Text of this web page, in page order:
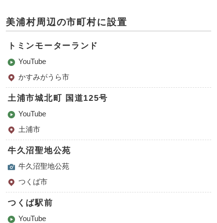
美浦村周辺の市町村に設置
トミンモーターランド
YouTube
かすみがうら市
土浦市城北町 国道125号
YouTube
土浦市
牛久沼聖地公苑
牛久沼聖地公苑
つくば市
つくば駅前
YouTube